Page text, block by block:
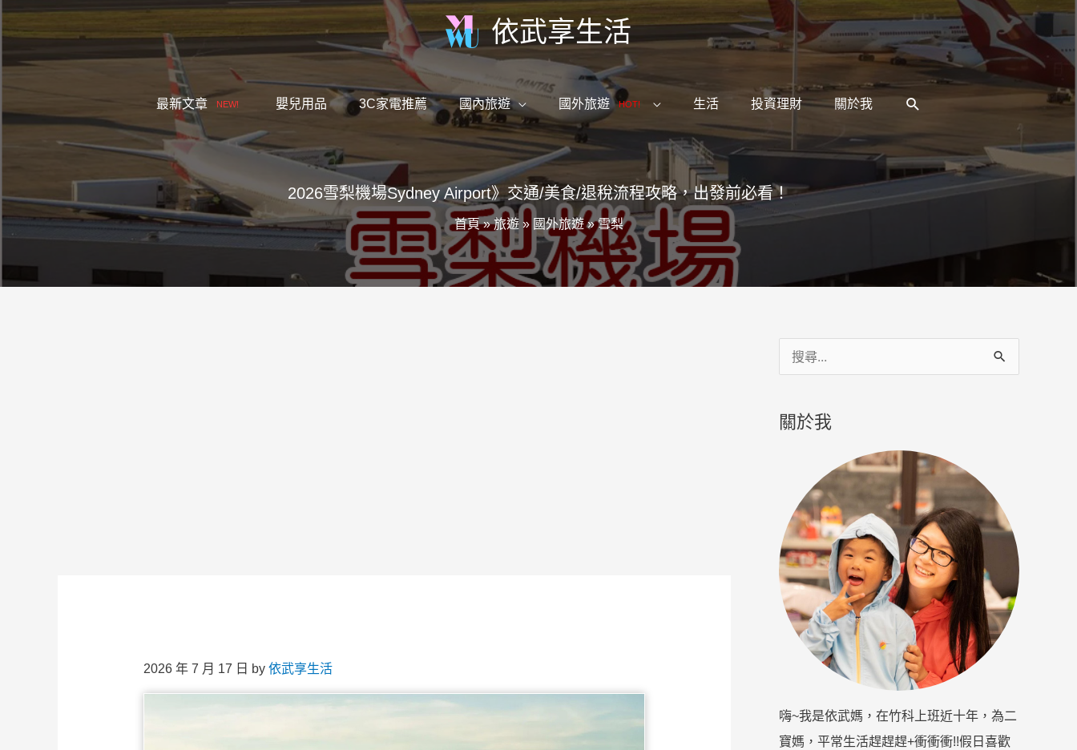
跳
至
容
依武享生活
最新文章 NEW! 嬰兒用品 3C家電推薦 國內旅遊 國外旅遊 HOT! 生活 投資理財 關於我
搜
2026雪梨機場Sydney Airport》交通/美食/退稅流程攻略，出發前必看！
首頁»旅遊» 國外旅遊»雪梨
2026 年 7 月 17 日 by 依武享生活
尋
鍵
關於我
嗨~我是依武媽，在竹科上班近十年，為二
寶媽，平常生活趕趕趕+衝衝衝!!假日喜歡